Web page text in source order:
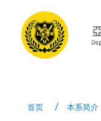
首页 本系简介